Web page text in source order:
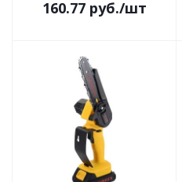
160.77руб./шт